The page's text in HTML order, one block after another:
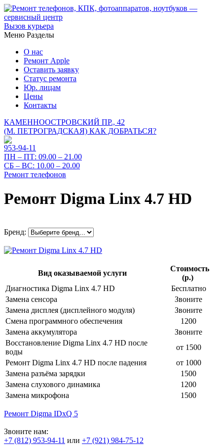
Вызов курьера
Меню Разделы
О нас
Ремонт Apple
Оставить заявку
Статус ремонта
Юр. лицам
Цены
Контакты
КАМЕННООСТРОВСКИЙ ПР., 42
(М. ПЕТРОГРАДСКАЯ) КАК ДОБРАТЬСЯ?
953-94-11
ПН – ПТ: 09.00 – 21.00
СБ – ВС: 10.00 – 20.00
Ремонт телефонов
Ремонт Digma Linx 4.7 HD
Бренд:
Вид оказываемой услуги
Стоимость
(р.)
Диагностика Digma Linx 4.7 HD
Бесплатно
Замена сенсора
Звоните
Замена дисплея (дисплейного модуля)
Звоните
Смена программного обеспечения
1200
Замена аккумулятора
Звоните
Восстановление Digma Linx 4.7 HD после
воды
от 1500
Ремонт Digma Linx 4.7 HD после падения
от 1000
Замена разъёма зарядки
1500
Замена слухового динамика
1200
Замена микрофона
1500
Ремонт Digma IDxQ 5
Звоните нам:
+7 (812) 953-94-11 или +7 (921) 984-75-12